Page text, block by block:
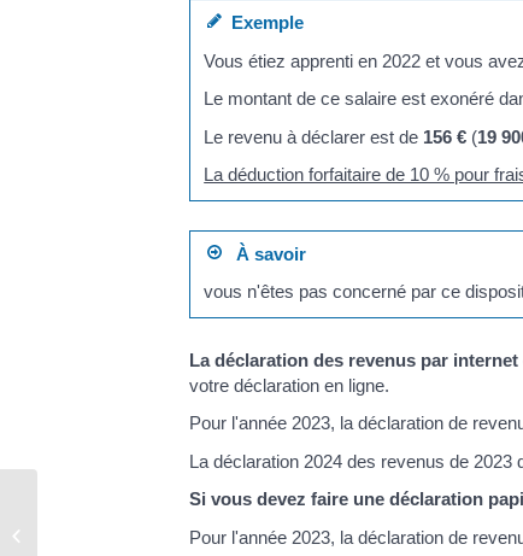
Exemple
Vous étiez apprenti en 2022 et vous
Le montant de ce salaire est exonéré
Le revenu à déclarer est de 156 € (19
La déduction forfaitaire de 10 % pour
À savoir
vous n'êtes pas concerné par ce
La déclaration des revenus par internet
votre déclaration en ligne.
Pour l'année 2023, la déclaration de
La déclaration 2024 des revenus de 2023
Si vous devez faire une déclaration
Pour l'année 2023, la déclaration de